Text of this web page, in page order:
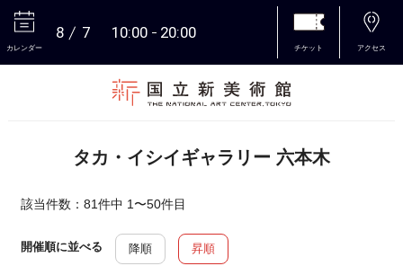
カレンダー
8 7 10:00 20:00
チケット アクセス
タカ・イシイギャラリー 六本木
該当件数：81件中 1〜50件目
開催順に並べる 降順 昇順